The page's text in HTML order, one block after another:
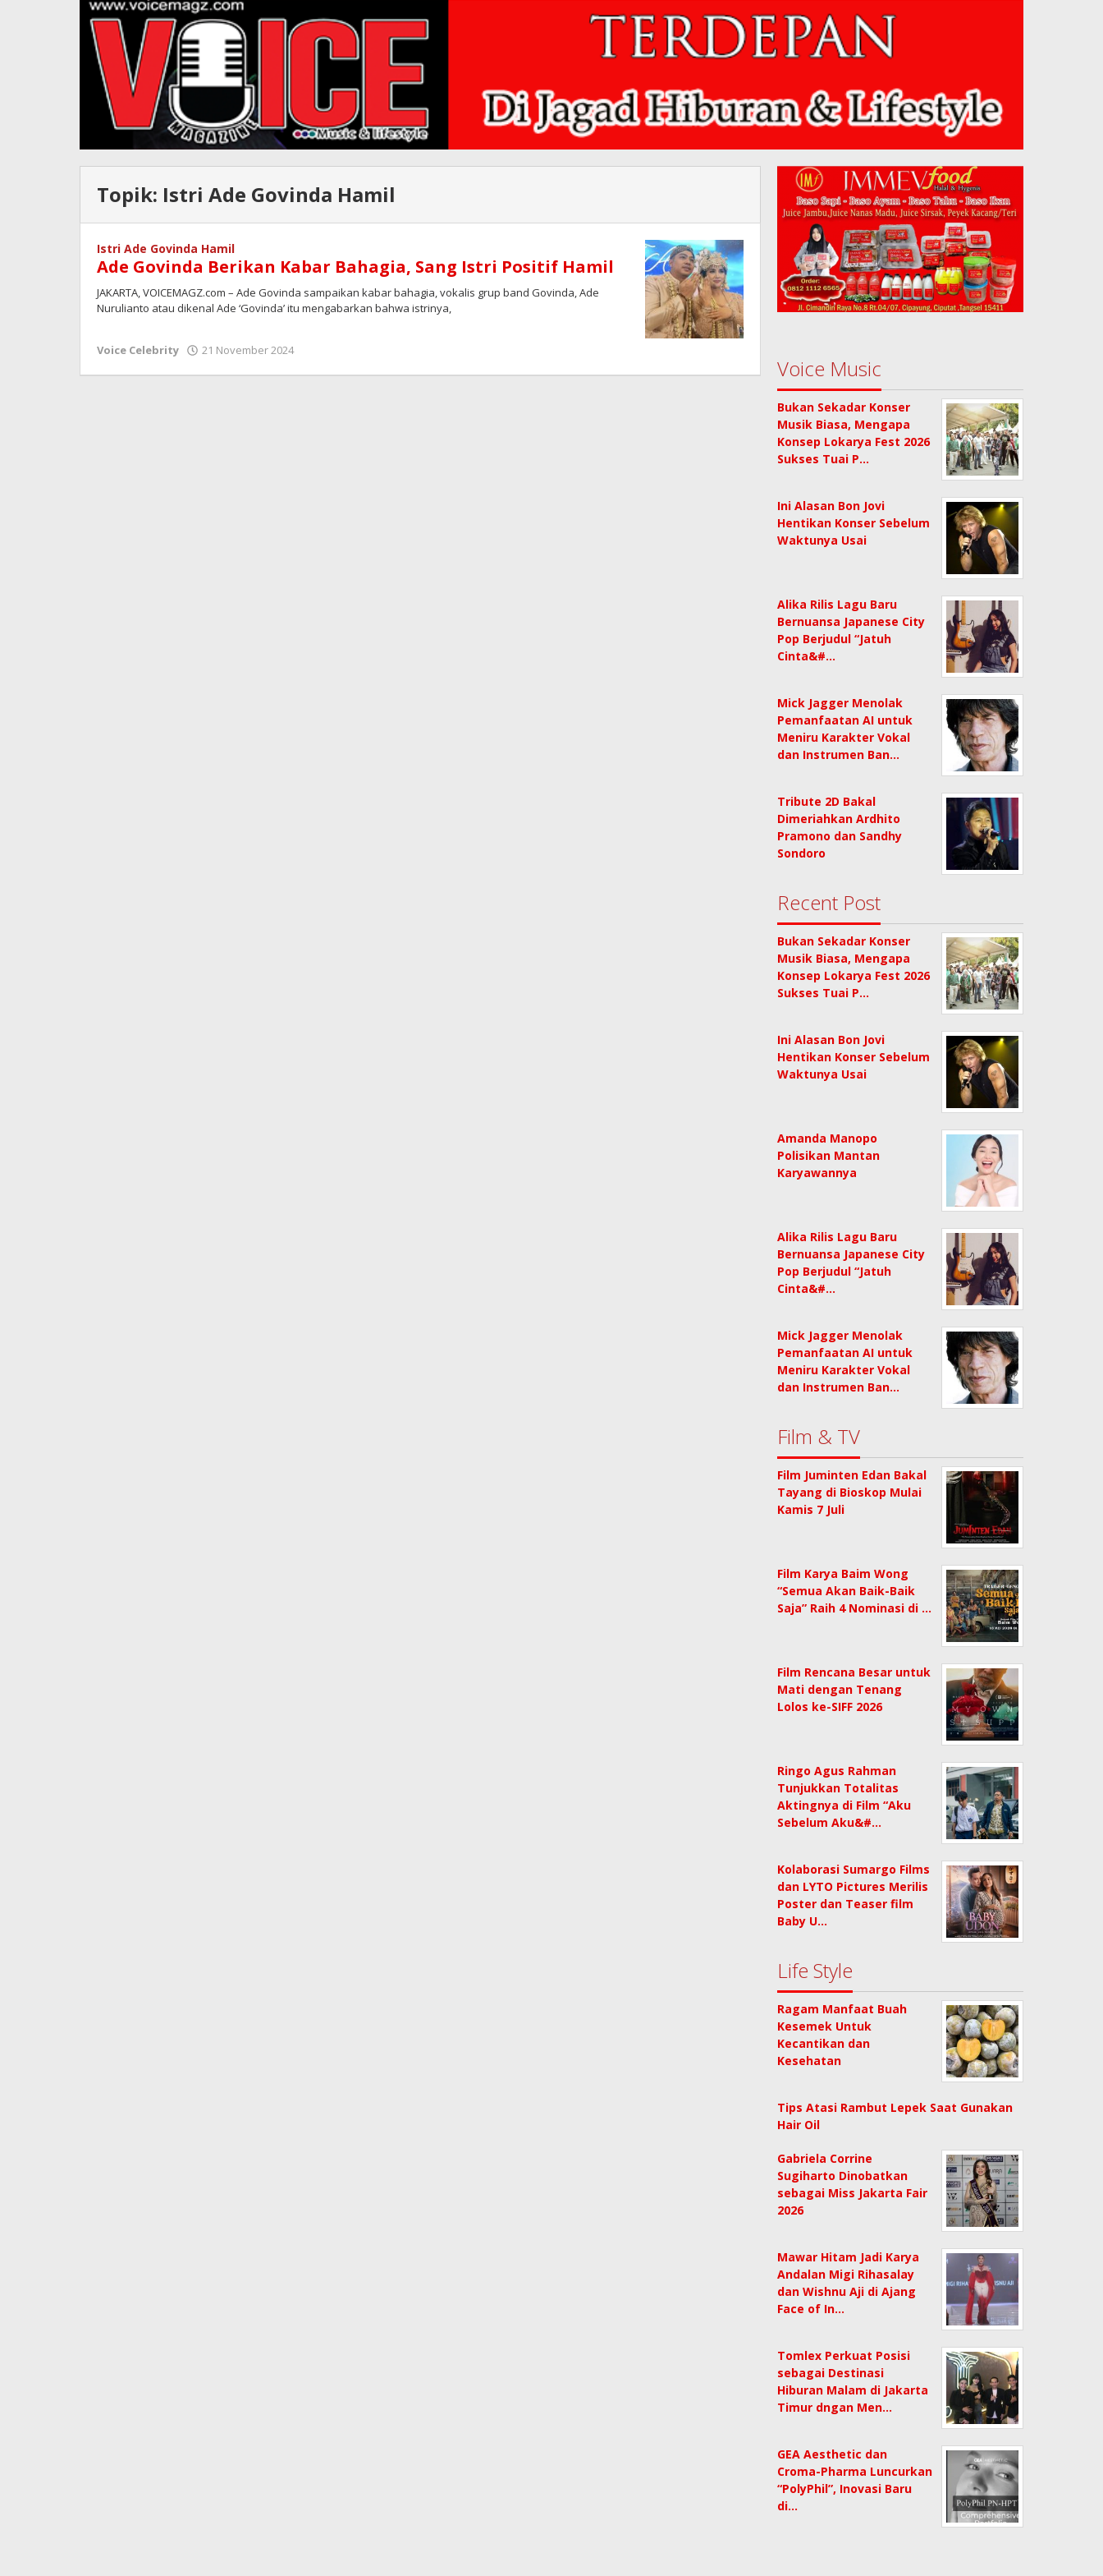
Topik: Istri Ade Govinda Hamil
Istri Ade Govinda Hamil
Ade Govinda Berikan Kabar Bahagia, Sang Istri Positif Hamil
JAKARTA, VOICEMAGZ.com – Ade Govinda sampaikan kabar bahagia, vokalis grup band Govinda, Ade
Nurulianto atau dikenal Ade ‘Govinda’ itu mengabarkan bahwa istrinya,
Voice Celebrity 21 November 2024
Voice Music
Bukan Sekadar Konser
Musik Biasa, Mengapa
Konsep Lokarya Fest 2026
Sukses Tuai P…
Ini Alasan Bon Jovi
Hentikan Konser Sebelum
Waktunya Usai
Alika Rilis Lagu Baru
Bernuansa Japanese City
Pop Berjudul “Jatuh
Cinta&#…
Mick Jagger Menolak
Pemanfaatan AI untuk
Meniru Karakter Vokal
dan Instrumen Ban…
Tribute 2D Bakal
Dimeriahkan Ardhito
Pramono dan Sandhy
Sondoro
Recent Post
Bukan Sekadar Konser
Musik Biasa, Mengapa
Konsep Lokarya Fest 2026
Sukses Tuai P…
Ini Alasan Bon Jovi
Hentikan Konser Sebelum
Waktunya Usai
Amanda Manopo
Polisikan Mantan
Karyawannya
Alika Rilis Lagu Baru
Bernuansa Japanese City
Pop Berjudul “Jatuh
Cinta&#…
Mick Jagger Menolak
Pemanfaatan AI untuk
Meniru Karakter Vokal
dan Instrumen Ban…
Film & TV
Film Juminten Edan Bakal
Tayang di Bioskop Mulai
Kamis 7 Juli
Film Karya Baim Wong
“Semua Akan Baik-Baik
Saja” Raih 4 Nominasi di …
Film Rencana Besar untuk
Mati dengan Tenang
Lolos ke-SIFF 2026
Ringo Agus Rahman
Tunjukkan Totalitas
Aktingnya di Film “Aku
Sebelum Aku&#…
Kolaborasi Sumargo Films
dan LYTO Pictures Merilis
Poster dan Teaser film
Baby U…
Life Style
Ragam Manfaat Buah
Kesemek Untuk
Kecantikan dan
Kesehatan
Tips Atasi Rambut Lepek Saat Gunakan
Hair Oil
Gabriela Corrine
Sugiharto Dinobatkan
sebagai Miss Jakarta Fair
2026
Mawar Hitam Jadi Karya
Andalan Migi Rihasalay
dan Wishnu Aji di Ajang
Face of In…
Tomlex Perkuat Posisi
sebagai Destinasi
Hiburan Malam di Jakarta
Timur dngan Men…
GEA Aesthetic dan
Croma-Pharma Luncurkan
“PolyPhil”, Inovasi Baru
di…